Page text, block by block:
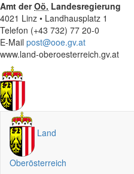
Amt derOö. Landesregierung
4021 Linz • Landhausplatz 1
Telefon (+43 732) 77 20-0
E-Mail post@ooe.gv.at
www.land-oberoesterreich.gv.at
Land
Oberösterreich